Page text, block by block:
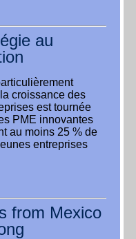
au
croissance des
est tournée
PME innovantes
au moins 25 % de
entreprises
from Mexico